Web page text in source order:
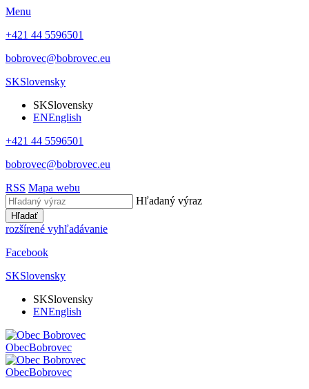
Menu
+421 44 5596501
bobrovec@bobrovec.eu
SKSlovensky
SKSlovensky
ENEnglish
+421 44 5596501
bobrovec@bobrovec.eu
RSS Mapa webu
Hľadaný výraz
Hľadať
rozšírené vyhľadávanie
Facebook
SKSlovensky
SKSlovensky
ENEnglish
ObecBobrovec
ObecBobrovec